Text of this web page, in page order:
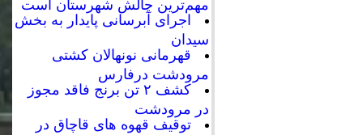
مهم‌ترین چالش شهرستان است
اجرای آبرسانی پایدار به بخش
سیدان
قهرمانی نونهالان کشتی
مرودشت درفارس
کشف ۲ تن برنج فاقد مجوز
در مرودشت
توقیف قهوه های قاچاق در